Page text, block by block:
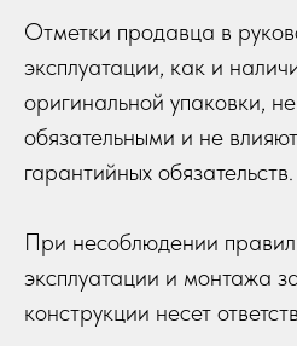
Отметки продавца в
эксплуатации, как и
оригинальной упаковки,
обязательными и не
гарантийных обязательств.
При несоблюдении
эксплуатации и монтажа
конструкции несет